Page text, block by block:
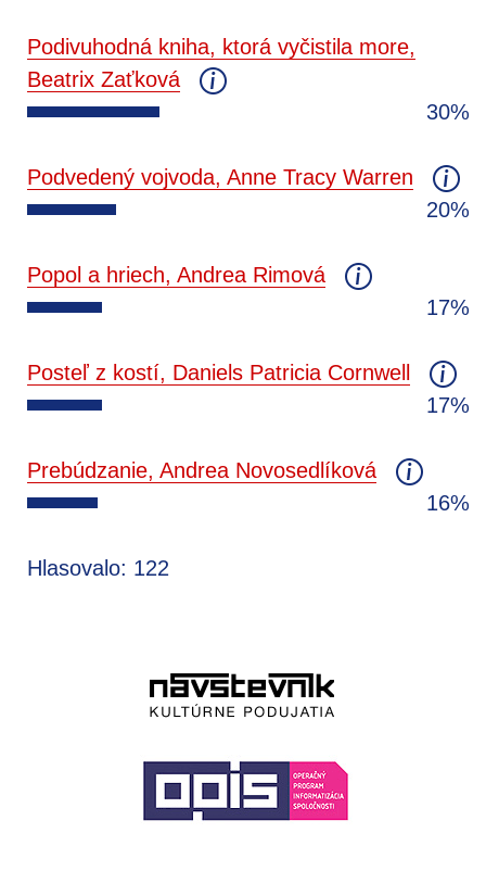
Podivuhodná kniha, ktorá vyčistila more,
Beatrix Zaťková
30%
Podvedený vojvoda, Anne Tracy Warren
20%
Popol a hriech, Andrea Rimová
17%
Posteľ z kostí, Daniels Patricia Cornwell
17%
Prebúdzanie, Andrea Novosedlíková
16%
Hlasovalo: 122